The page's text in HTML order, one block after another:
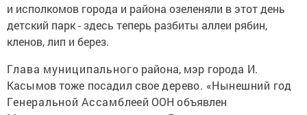
и исполкомов города и района озеленяли в этот день
детский парк - здесь теперь разбиты аллеи рябин,
кленов, лип и берез.
Глава муниципального района, мэр города И.
Касымов тоже посадил свое дерево. «Нынешний год
Генеральной Ассамблеей ООН объявлен